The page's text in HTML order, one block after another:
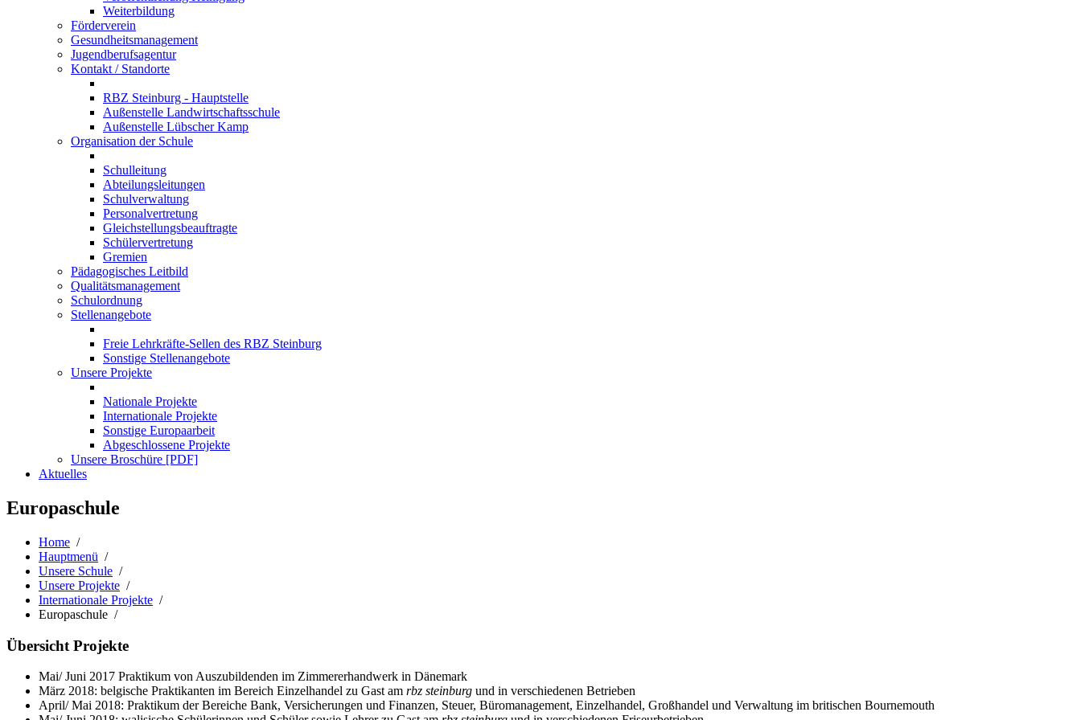
Weiterbildung
Förderverein
Gesundheitsmanagement
Jugendberufsagentur
Kontakt / Standorte
RBZ Steinburg - Hauptstelle
Außenstelle Landwirtschaftsschule
Außenstelle Lübscher Kamp
Organisation der Schule
Schulleitung
Abteilungsleitungen
Schulverwaltung
Personalvertretung
Gleichstellungsbeauftragte
Schülervertretung
Gremien
Pädagogisches Leitbild
Qualitätsmanagement
Schulordnung
Stellenangebote
Freie Lehrkräfte-Sellen des RBZ Steinburg
Sonstige Stellenangebote
Unsere Projekte
Nationale Projekte
Internationale Projekte
Sonstige Europaarbeit
Abgeschlossene Projekte
Unsere Broschüre [PDF]
Aktuelles
Europaschule
Home /
Hauptmenü /
Unsere Schule /
Unsere Projekte /
Internationale Projekte /
Europaschule /
Übersicht Projekte
Mai/ Juni 2017 Praktikum von Auszubildenden im Zimmererhandwerk in Dänemark
März 2018: belgische Praktikanten im Bereich Einzelhandel zu Gast am rbz steinburg und in verschiedenen Betrieben
April/ Mai 2018: Praktikum der Bereiche Bank, Versicherungen und Finanzen, Steuer, Büromanagement, Einzelhandel, Großhandel und Verwaltung im britischen Bournemouth